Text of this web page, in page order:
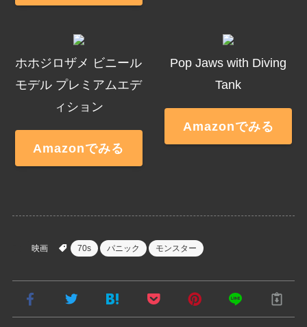
ホホジロザメ ビニール
モデル プレミアムエデ
ィション
Amazonでみる
Pop Jaws with Diving
Tank
Amazonでみる
映画 70s パニック モンスター